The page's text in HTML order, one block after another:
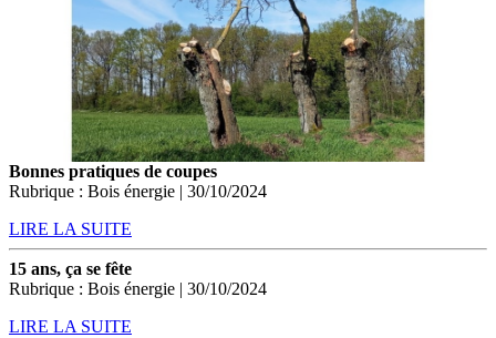
Bonnes pratiques de coupes
Rubrique : Bois énergie | 30/10/2024
LIRE LA SUITE
15 ans, ça se fête
Rubrique : Bois énergie | 30/10/2024
LIRE LA SUITE